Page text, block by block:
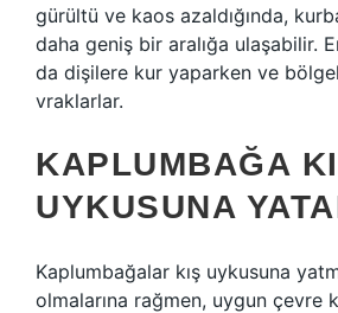
gürültü ve kaos azaldığında,
daha geniş bir aralığa ulaşabilir.
da dişilere kur yaparken ve
vraklarlar.
KAPLUMBAĞA
UYKUSUNA
Kaplumbağalar kış uykusuna
olmalarına rağmen, uygun çevre